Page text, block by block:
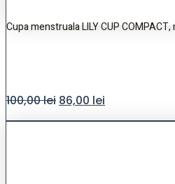
Cupa menstruala LILY CUP
100,00lei 86,00 lei